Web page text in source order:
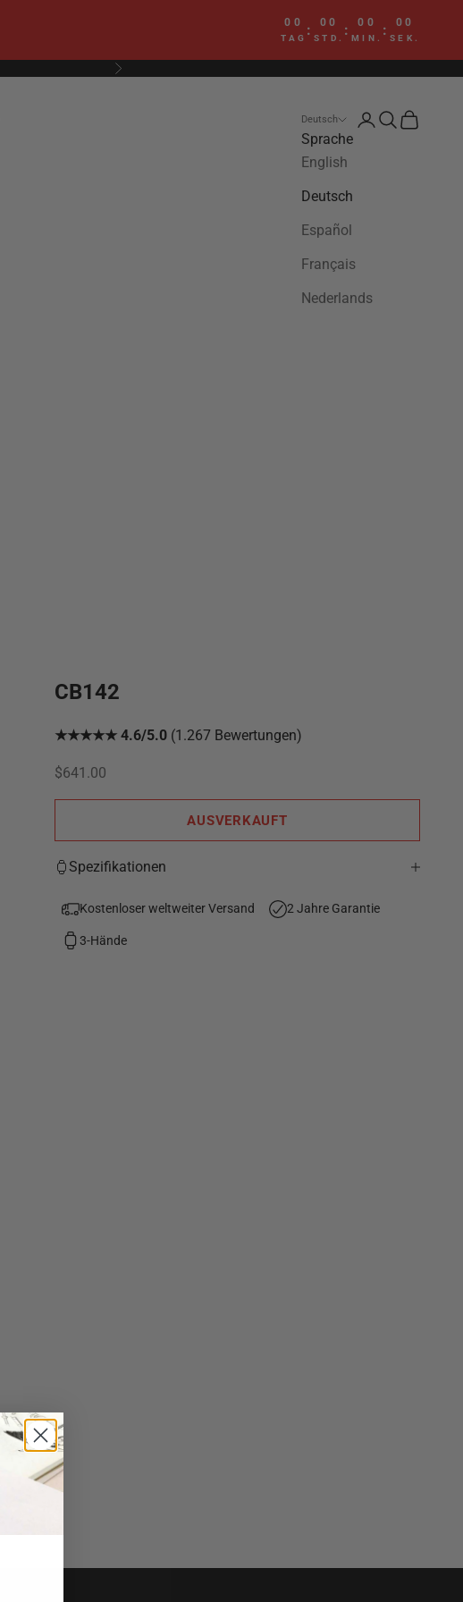
00
TAG : 00
STD. : 00
MIN. : 00
SEK.
Vor
Deutsch
Sprache
English
Deutsch
Español
Français
Nederlands
Anmelden
Suchen
CB142
★★★★★ 4.6/5.0 (1.267 Bewertungen)
Angebot
$641.00
AUSVERKAUFT
Spezifikationen
Kostenloser weltweiter Versand 2 Jahre Garantie
3-Hände